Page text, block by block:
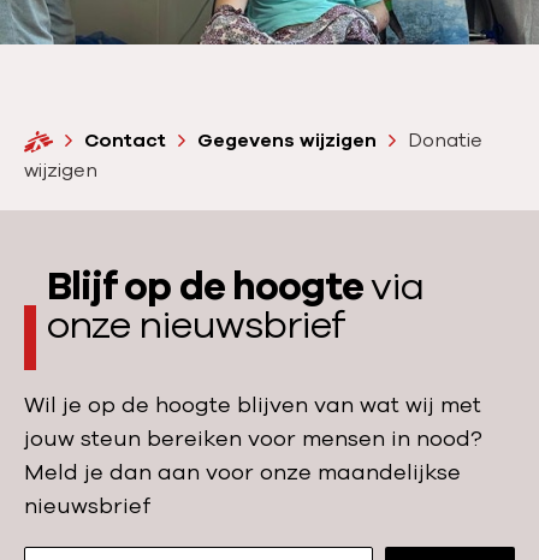
H
o
Contact Gegevens wijzigen
Donatie
wijzigen
Blijf op de hoogtevia
onze nieuwsbrief
Wil je op de hoogte blijven van wat wij met
jouw steun bereiken voor mensen in nood?
Meld je dan aan voor onze maandelijkse
nieuwsbrief